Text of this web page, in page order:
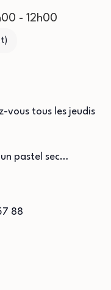
- 12h00
vous tous les jeudis
pastel sec…
88